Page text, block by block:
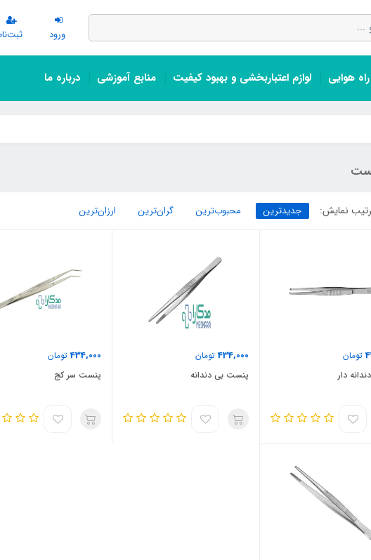
ورود
هوایی لوازم اعتباربخشی و بهبود کیفیت منابع آموزشی درباره ما
نمایش: جدیدترین محبوب‌ترین گران‌ترین ارزان‌ترین
تومان
دار
434,000تومان
پنست بی دندانه
434,000تومان
پنست سر کج